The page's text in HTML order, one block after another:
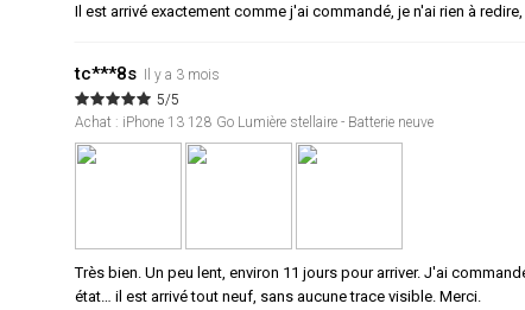
Il est arrivé exactement comme j'ai commandé, je n'ai rien à
tc***8s Il y a 3 mois
5/5
Achat : iPhone 13 128 Go Lumière stellaire - Batterie neuve
Très bien. Un peu lent, environ 11 jours pour arriver. J'ai
état… il est arrivé tout neuf, sans aucune trace visible. Merci.